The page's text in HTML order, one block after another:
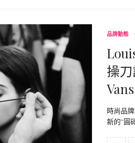
品牌動態
操
時尚品
新的“圓